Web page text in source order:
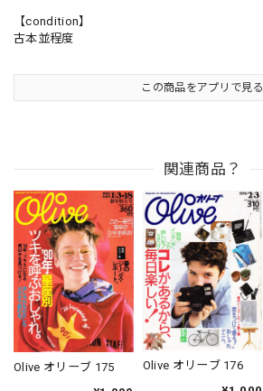
【condition】
古本並程度
この商品をアプリで見る
関連商品？
Olive オリーブ 175
Olive オリーブ 176